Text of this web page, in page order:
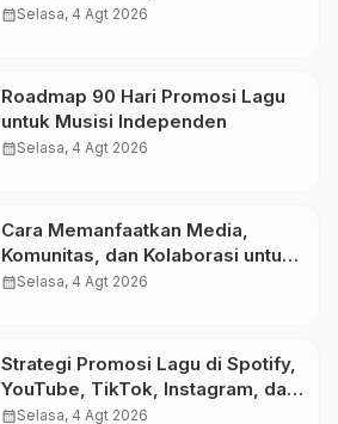
Rekaman
calendar_monthSelasa, 4 Agt 2026
Roadmap 90 Hari Promosi Lagu
untuk Musisi Independen
calendar_monthSelasa, 4 Agt 2026
Cara Memanfaatkan Media,
Komunitas, dan Kolaborasi untuk
Memperluas Jangkauan Musik
calendar_monthSelasa, 4 Agt 2026
Strategi Promosi Lagu di Spotify,
YouTube, TikTok, Instagram, dan
Platform Digital
calendar_monthSelasa, 4 Agt 2026